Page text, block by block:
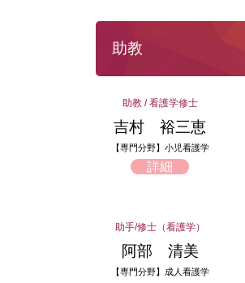
助教
助教 / 看護学修士
吉村 裕三恵
【専門分野】小児看護学
詳細
助手/修士（看護学）
阿部 清美
【専門分野】成人看護学